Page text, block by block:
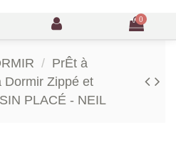
0
PrÊt à
Dormir Zippé et
PLACÉ - NEIL